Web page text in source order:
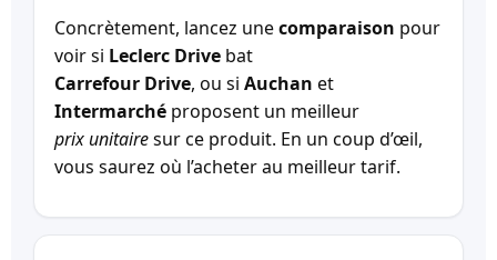
Concrètement, lancez unecomparaison pour
voir si Leclerc Drive bat
Carrefour Drive, ou si Auchan et
Intermarché proposent un meilleur
prix unitairesur ce produit. En un coup d’œil,
vous saurez où l’acheter au meilleur tarif.